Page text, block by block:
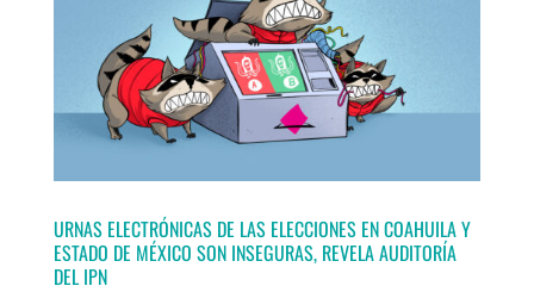
URNAS ELECTRÓNICAS DE LAS ELECCIONES EN COAHUILA Y
ESTADO DE MÉXICO SON INSEGURAS, REVELA AUDITORÍA
DEL IPN